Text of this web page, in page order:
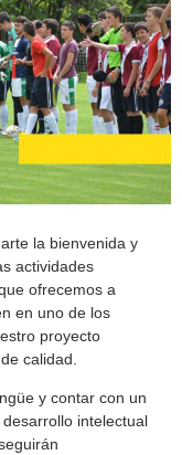
la bienvenida y
actividades
ofrecemos a
en uno de los
proyecto
calidad.
y contar con un
intelectual